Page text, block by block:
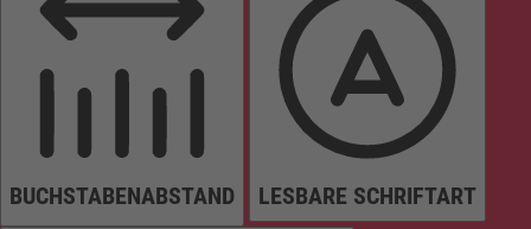
BUCHSTABENABSTAND LESBARE SCHRIFTART